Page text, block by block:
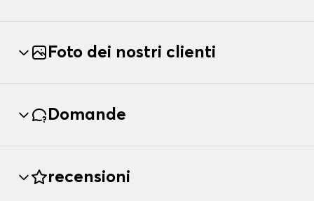
Foto dei nostri clienti
Domande
recensioni